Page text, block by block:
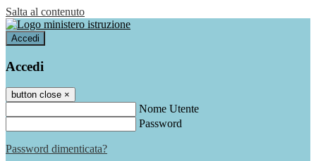
Salta al contenuto
Accedi
Accedi
button close ×
Nome Utente
Password
Password dimenticata?